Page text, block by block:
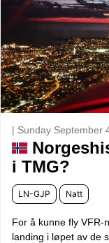
| Sunday September
i TMG?
LN-GJP Natt
For å kunne fly VFR-
landing i løpet av de